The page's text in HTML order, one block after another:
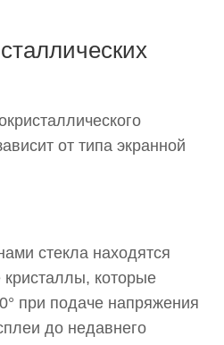
от типа экранной
стекла находятся
кристаллы, которые
при подаче напряжения
до недавнего